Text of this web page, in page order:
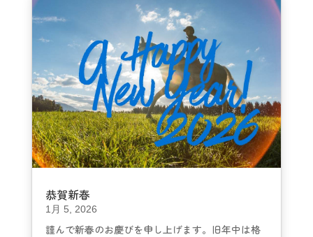
恭賀新春
1月 5, 2026
謹んで新春のお慶びを申し上げます。旧年中は格